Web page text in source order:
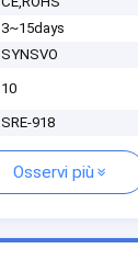
3~15days
SYNSVO
10
SRE-918
Osservi più